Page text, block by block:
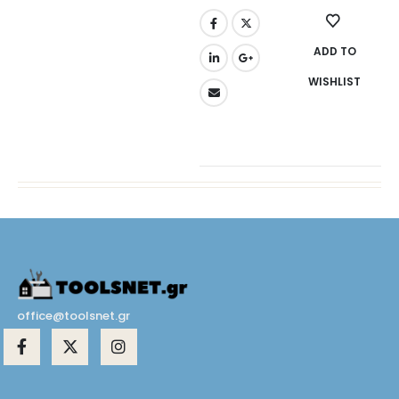
ADD TO
WISHLIST
office@toolsnet.gr